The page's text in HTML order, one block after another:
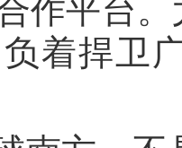
作平台
着捍卫